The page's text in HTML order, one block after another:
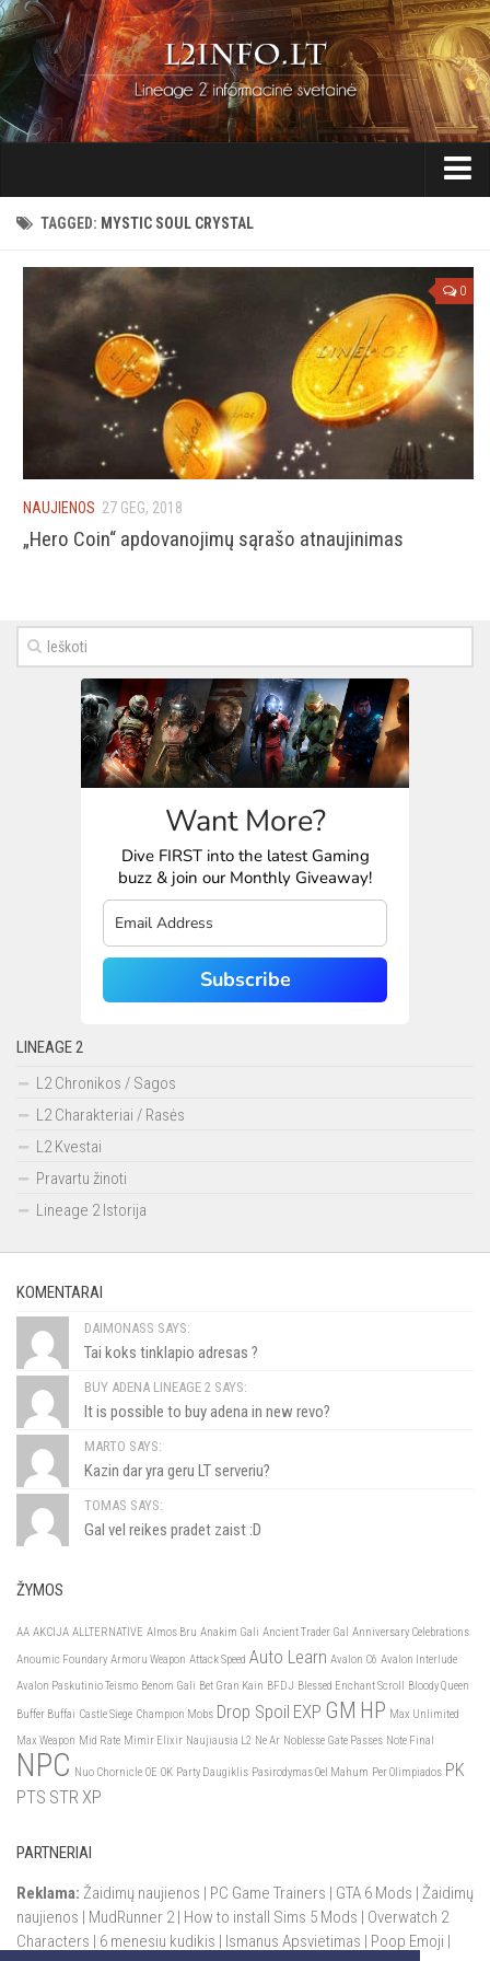
Pradžia
Straipsniai
Lineage 2
Chronikos / Sagos
Charakteriai / Rasės
Pravartu žinoti
TAGGED: MYSTIC SOUL CRYSTAL
0
NAUJIENOS 27 GEG, 2018
„Hero Coin“ apdovanojimų sąrašo atnaujinimas
Want More?
Dive FIRST into the latest Gaming
buzz & join our Monthly Giveaway!
Subscribe
LINEAGE 2
L2 Chronikos / Sagos
L2 Charakteriai / Rasės
L2 Kvestai
Pravartu žinoti
Lineage 2 Istorija
KOMENTARAI
DAIMONASS SAYS:
Tai koks tinklapio adresas ?
BUY ADENA LINEAGE 2 SAYS:
It is possible to buy adena in new revo?
MARTO SAYS:
Kazin dar yra geru LT serveriu?
TOMAS SAYS:
Gal vel reikes pradet zaist :D
ŽYMOS
AA AKCIJA ALLTERNATIVE Almos Bru Anakim Gali Ancient Trader Gal Anniversary Celebrations
Anoumic Foundary Armoru Weapon Attack Speed Auto Learn Avalon C6 Avalon Interlude
Avalon Paskutinio Teismo Benom Gali Bet Gran Kain BFDJ Blessed Enchant Scroll Bloody Queen
Buffer Buffai Castle Siege Champion Mobs Drop Spoil EXP GM HP Max Unlimited
Max Weapon Mid Rate Mimir Elixir Naujiausia L2 Ne Ar Noblesse Gate Passes Note Final
NPC Nuo Chornicle OE OK Party Daugiklis Pasirodymas Oel Mahum Per Olimpiados PK
PTS STR XP
PARTNERIAI
Reklama: Žaidimų naujienos | PC Game Trainers | GTA 6 Mods | Žaidimų
naujienos | MudRunner 2| How to install Sims 5 Mods | Overwatch 2
Characters | 6 menesiu kudikis | Ismanus Apsvietimas | Poop Emoji |